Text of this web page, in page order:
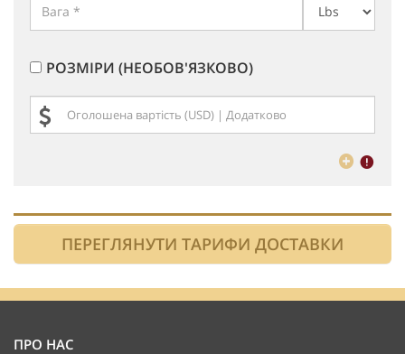
РОЗМІРИ (НЕОБОВ'ЯЗКОВО)
ПРО НАС